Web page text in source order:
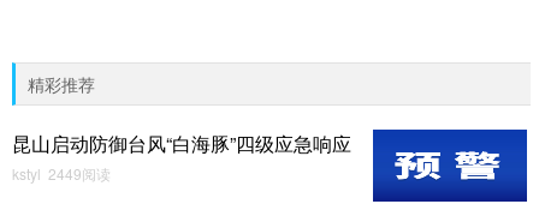
精彩推荐
昆山启动防御台风“白海豚”四级应急响应
kstyl 2449阅读